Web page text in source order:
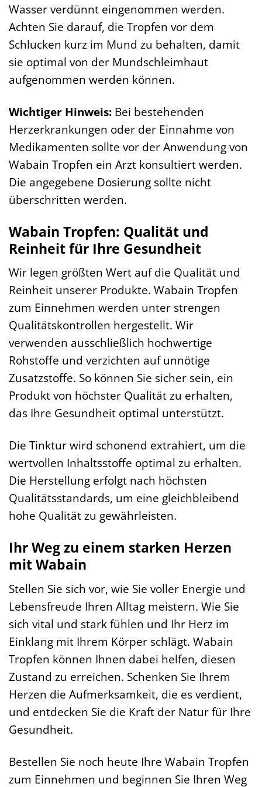
Wasser verdünnt eingenommen werden.
Achten Sie darauf, die Tropfen vor dem
Schlucken kurz im Mund zu behalten, damit
sie optimal von der Mundschleimhaut
aufgenommen werden können.
Wichtiger Hinweis: Bei bestehenden
Herzerkrankungen oder der Einnahme von
Medikamenten sollte vor der Anwendung von
Wabain Tropfen ein Arzt konsultiert werden.
Die angegebene Dosierung sollte nicht
überschritten werden.
Wabain Tropfen: Qualität und
Reinheit für Ihre Gesundheit
Wir legen größten Wert auf die Qualität und
Reinheit unserer Produkte. Wabain Tropfen
zum Einnehmen werden unter strengen
Qualitätskontrollen hergestellt. Wir
verwenden ausschließlich hochwertige
Rohstoffe und verzichten auf unnötige
Zusatzstoffe. So können Sie sicher sein, ein
Produkt von höchster Qualität zu erhalten,
das Ihre Gesundheit optimal unterstützt.
Die Tinktur wird schonend extrahiert, um die
wertvollen Inhaltsstoffe optimal zu erhalten.
Die Herstellung erfolgt nach höchsten
Qualitätsstandards, um eine gleichbleibend
hohe Qualität zu gewährleisten.
Ihr Weg zu einem starken Herzen
mit Wabain
Stellen Sie sich vor, wie Sie voller Energie und
Lebensfreude Ihren Alltag meistern. Wie Sie
sich vital und stark fühlen und Ihr Herz im
Einklang mit Ihrem Körper schlägt. Wabain
Tropfen können Ihnen dabei helfen, diesen
Zustand zu erreichen. Schenken Sie Ihrem
Herzen die Aufmerksamkeit, die es verdient,
und entdecken Sie die Kraft der Natur für Ihre
Gesundheit.
Bestellen Sie noch heute Ihre Wabain Tropfen
zum Einnehmen und beginnen Sie Ihren Weg